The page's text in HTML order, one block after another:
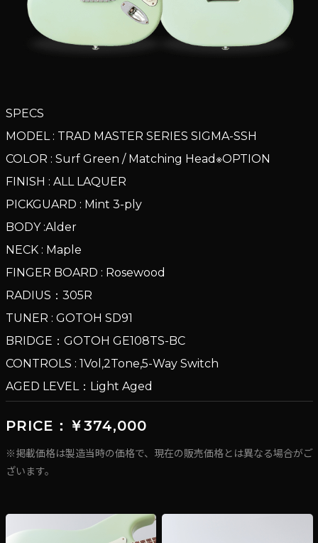
SPECS
MODEL : TRAD MASTER SERIES SIGMA-SSH
COLOR : Surf Green / Matching Head※OPTION
FINISH : ALL LAQUER
PICKGUARD : Mint 3-ply
BODY :Alder
NECK : Maple
FINGER BOARD : Rosewood
RADIUS：305R
TUNER : GOTOH SD91
BRIDGE：GOTOH GE108TS-BC
CONTROLS : 1Vol,2Tone,5-Way Switch
AGED LEVEL：Light Aged
PRICE：￥374,000
※掲載価格は製造当時の価格で、現在の販売価格とは異なる場合がご
ざいます。